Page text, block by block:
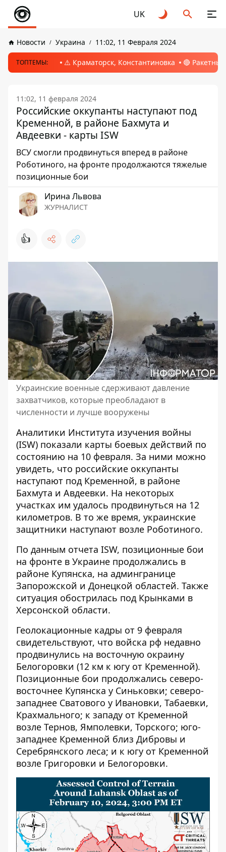
UK
Новости Украина 11:02, 11 Февраля 2024
ТОПТЕМЫ: ⚠️ Краматорск, Константиновка 🔴
11:02, 11 февраля 2024
Российские оккупанты наступают под
Кременной, в районе Бахмута и
Авдеевки - карты ISW
ВСУ смогли продвинуться вперед в районе
Роботиного, на фронте продолжаются тяжелые
позиционные бои
Ирина Львова
ЖУРНАЛИСТ
👍
Украинские военные сдерживают давление
захватчиков, которые преобладают в
численности и лучше вооружены
Аналитики Института изучения войны
(ISW) показали карты боевых действий по
состоянию на 10 февраля. За ними можно
увидеть, что российские оккупанты
наступают под Кременной, в районе
Бахмута и Авдеевки. На некоторых
участках им удалось продвинуться на 12
километров. В то же время, украинские
защитники наступают возле Роботиного.
По данным отчета ISW, позиционные бои
на фронте в Украине продолжались в
районе Купянска, на админгранице
Запорожской и Донецкой областей. Также
ситуация обострилась под Крынками в
Херсонской области.
Геолокационные кадры от 9 февраля
свидетельствуют, что войска рф недавно
продвинулись на восточную окраину
Белогоровки (12 км к югу от Кременной).
Позиционные бои продолжались северо-
восточнее Купянска у Синьковки; северо-
западнее Сватового у Ивановки, Табаевки,
Крахмального; к западу от Кременной
возле Тернов, Ямполевки, Торского; юго-
западнее Кременной близ Дибровы и
Серебрянского леса; и к югу от Кременной
возле Григоровки и Белогоровки.